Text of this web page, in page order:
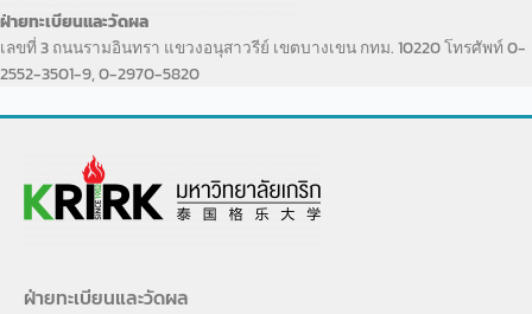
ฝ่ายทะเบียนและวัดผล
เลขที่ 3 ถนนรามอินทรา แขวงอนุสาวรีย์ เขตบางเขน กทม. 10220 โทรศัพท์ 0-
2552-3501-9, 0-2970-5820
ฝ่ายทะเบียนและวัดผล